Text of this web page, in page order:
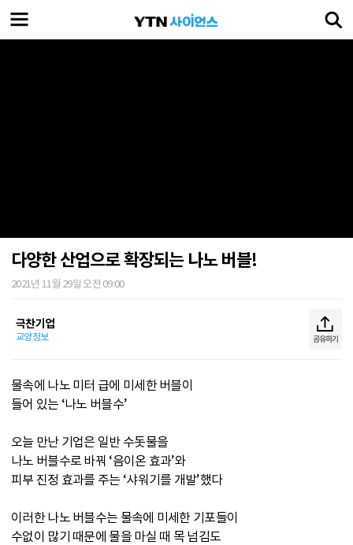
다양한 산업으로 확장되는 나노 버블!
2021년 11월 29일 오전 09:00
극찬기업
교양정보 공유하기
물속에 나노 미터 급에 미세한 버블이
들어 있는 ‘나노 버블수’
오늘 만난 기업은 일반 수돗물을
나노 버블수로 바꿔 ‘음이온 효과’와
피부 진정 효과를 주는 ‘샤워기를 개발’했다
이러한 나노 버블수는 물속에 미세한 기포들이
수없이 많기 때문에 물을 마실 때 목 넘김도